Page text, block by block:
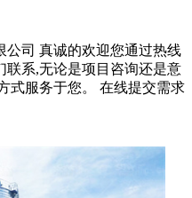
公司 真诚的欢迎您通过热线
联系,无论是项目咨询还是意
式服务于您。 在线提交需求